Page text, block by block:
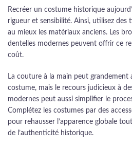
Recréer un costume historique
rigueur et sensibilité. Ainsi, utilisez des
au mieux les matériaux anciens. Les
dentelles modernes peuvent offrir ce
coût.
La couture à la main peut grandement
costume, mais le recours judicieux à
modernes peut aussi simplifier le
Complétez les costumes par des
pour rehausser l’apparence globale
de l’authenticité historique.